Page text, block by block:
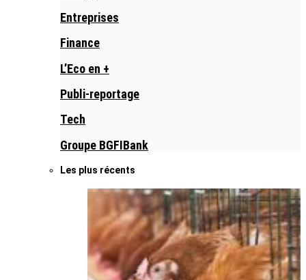
Entreprises
Finance
L’Eco en +
Publi-reportage
Tech
Groupe BGFIBank
Les plus récents